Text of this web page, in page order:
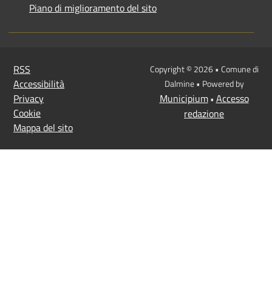
Piano di miglioramento del sito
RSS
Accessibilità
Privacy
Cookie
Mappa del sito
Copyright © 2026 • Comune di
Dalmine • Powered by
Municipium• Accesso
redazione